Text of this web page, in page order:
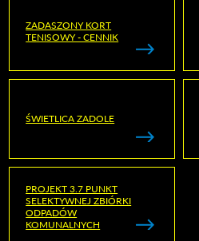
ZADASZONY KORT
TENISOWY - CENNIK
ŚWIETLICA ZADOLE
PROJEKT 3.7 PUNKT
SELEKTYWNEJ ZBIÓRKI
ODPADÓW
KOMUNALNYCH